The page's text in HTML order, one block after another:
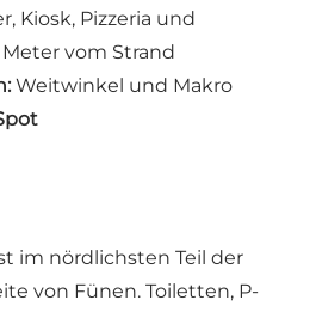
Kiosk, Pizzeria und
vom Strand
Weitwinkel und Makro
im nördlichsten Teil der
von Fünen. Toiletten, P-